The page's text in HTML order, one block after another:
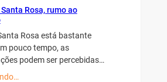
Rosa, rumo ao
Rosa está bastante
pouco tempo, as
podem ser percebidas…